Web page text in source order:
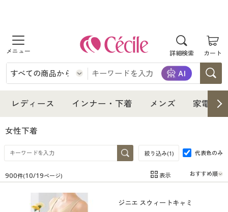
詳細検索 カート
商品を探す
レディース
レディースファッション
女性下着
インナー・下着
インナー・下着通販すべて
女性下着
メンズ下着
メンズ
メンズ通販すべて
メンズファッション
家電・雑貨
家電・雑貨すべて
寝具・インテリア・家具
レディース インナー・下着 メンズ 家電・
女性下着
絞り込み(1) 代表色のみ
在庫 在庫のある商品のみ表示
カテゴリ
900件(10/19ページ) 表示
ジニエ スウィートキャミ